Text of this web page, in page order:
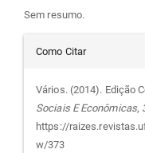
principal
Sem resumo.
Detalhes
do
artigo
Como Citar
Vários. (2014). Edição
Sociais E Econômicas,
https://
w/373